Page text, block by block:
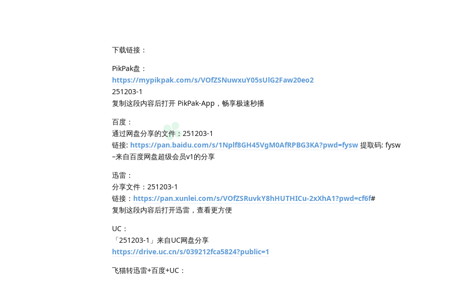
下载链接：
PikPak盘：
https://mypikpak.com/s/VOfZSNuwxuY05sUlG2Faw20eo2
251203-1
复制这段内容后打开 PikPak-App，畅享极速秒播
百度：
通过网盘分享的文件：251203-1
链接: https://pan.baidu.com/s/1Nplf8GH45VgM0AfRPBG3KA?pwd=fysw 提取码: fysw
–来自百度网盘超级会员v1的分享
迅雷：
分享文件：251203-1
链接： https://pan.xunlei.com/s/VOfZSRuvkY8hHUTHICu-2xXhA1?pwd=cf6f#
复制这段内容后打开迅雷，查看更方便
UC：
「251203-1」来自UC网盘分享
https://drive.uc.cn/s/039212fca5824?public=1
飞猫转迅雷+百度+UC：